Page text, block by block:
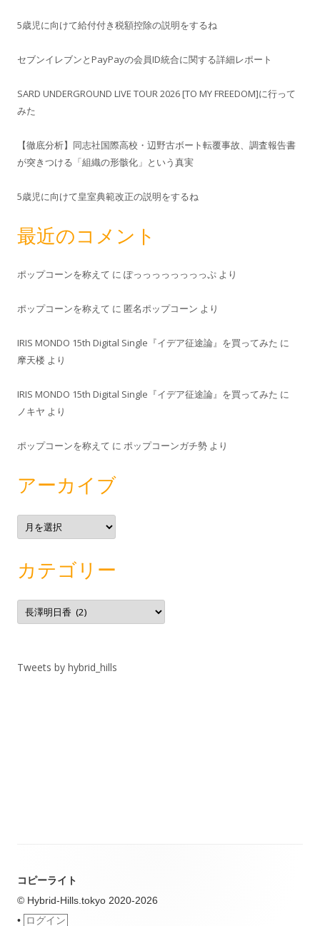
5歳児に向けて給付付き税額控除の説明をするね
セブンイレブンとPayPayの会員ID統合に関する詳細レポート
SARD UNDERGROUND LIVE TOUR 2026 [TO MY FREEDOM]に行って
みた
【徹底分析】同志社国際高校・辺野古ボート転覆事故、調査報告書
が突きつける「組織の形骸化」という真実
5歳児に向けて皇室典範改正の説明をするね
最近のコメント
ポップコーンを称えて に ぽっっっっっっっっぷ より
ポップコーンを称えて に 匿名ポップコーン より
IRIS MONDO 15th Digital Single『イデア征途論』を買ってみた に
摩天楼 より
IRIS MONDO 15th Digital Single『イデア征途論』を買ってみた に
ノキヤ より
ポップコーンを称えて に ポップコーンガチ勢 より
アーカイブ
ア
ー
カ
カテゴリー
カ
テ
ゴ
Tweets by hybrid_hills
コピーライト
© Hybrid-Hills.tokyo 2020-2026
• ログイン